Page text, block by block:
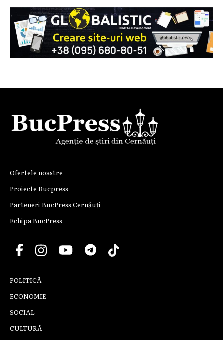
Ofertele noastre
Proiecte Bucpress
Parteneri BucPress Cernăuți
Echipa BucPress
POLITICĂ
ECONOMIE
SOCIAL
CULTURĂ